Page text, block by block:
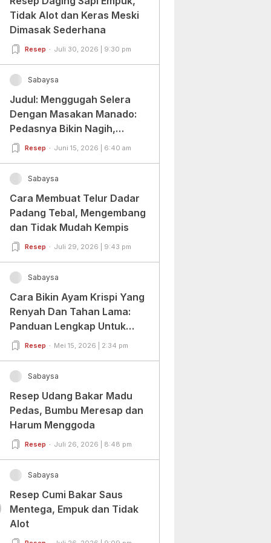
Tidak Alot dan Keras Meski
Dimasak Sederhana
Resep Juli 30, 2026 | 9:30 pm
Sabaysa
Judul: Menggugah Selera
Dengan Masakan Manado:
Pedasnya Bikin Nagih,
Ragamnya Bikin Ketagihan!
Resep Juni 15, 2026 | 6:40 am
Sabaysa
Cara Membuat Telur Dadar
Padang Tebal, Mengembang
dan Tidak Mudah Kempis
Resep Juli 29, 2026 | 9:43 pm
Sabaysa
Cara Bikin Ayam Krispi Yang
Renyah Dan Tahan Lama:
Panduan Lengkap Untuk
Pemula Dan Profesional
Resep Mei 15, 2026 | 2:34 pm
Sabaysa
Resep Udang Bakar Madu
Pedas, Bumbu Meresap dan
Harum Menggoda
Resep Juli 26, 2026 | 8:48 pm
Sabaysa
Resep Cumi Bakar Saus
Mentega, Empuk dan Tidak
Alot